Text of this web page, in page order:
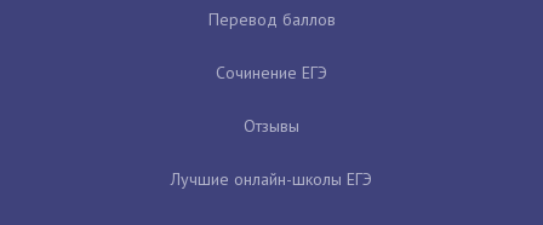
Перевод баллов
Сочинение ЕГЭ
Отзывы
Лучшие онлайн-школы ЕГЭ